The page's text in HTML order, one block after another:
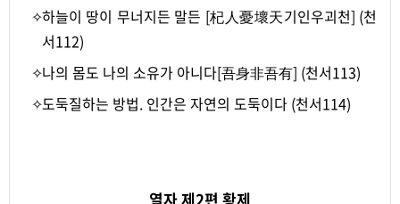
✧하늘이 땅이 무너지든 말든 [杞人憂壞天기인우괴천] (천
서112)
✧나의 몸도 나의 소유가 아니다[吾身非吾有] (천서113)
✧도둑질하는 방법. 인간은 자연의 도둑이다 (천서114)
열자 제2편 황제